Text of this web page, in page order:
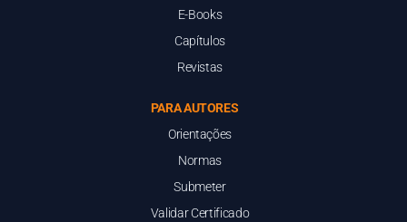
E-Books
Capítulos
Revistas
PARA AUTORES
Orientações
Normas
Submeter
Validar Certificado